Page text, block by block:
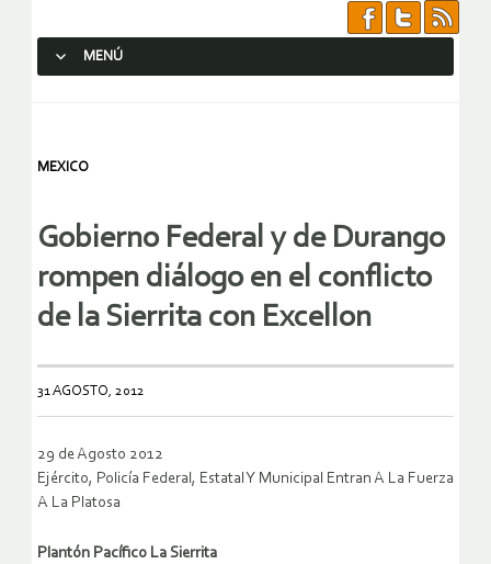
MENÚ
MEXICO
Gobierno Federal y de Durango
rompen diálogo en el conflicto
de la Sierrita con Excellon
31 AGOSTO, 2012
29 de Agosto 2012
Ejército, Policía Federal, Estatal Y Municipal Entran A La Fuerza
A La Platosa
Plantón Pacífico La Sierrita